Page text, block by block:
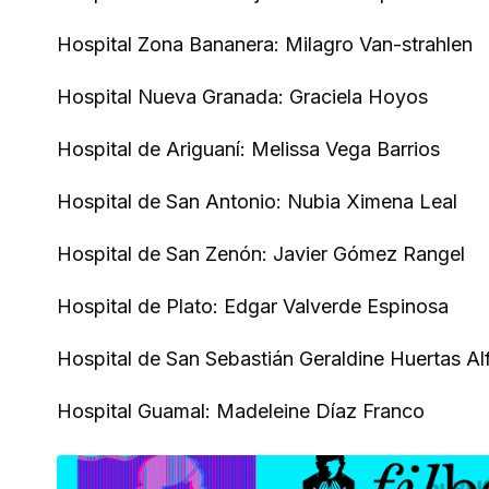
Hospital Zona Bananera: Milagro Van-strahlen
Hospital Nueva Granada: Graciela Hoyos
Hospital de Ariguaní: Melissa Vega Barrios
Hospital de San Antonio: Nubia Ximena Leal
Hospital de San Zenón: Javier Gómez Rangel
Hospital de Plato: Edgar Valverde Espinosa
Hospital de San Sebastián Geraldine Huertas
Hospital Guamal: Madeleine Díaz Franco